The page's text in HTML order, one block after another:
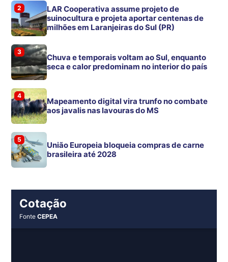
2
LAR Cooperativa assume projeto de
suinocultura e projeta aportar centenas de
milhões em Laranjeiras do Sul (PR)
3
Chuva e temporais voltam ao Sul, enquanto
seca e calor predominam no interior do país
4
Mapeamento digital vira trunfo no combate
aos javalis nas lavouras do MS
5
União Europeia bloqueia compras de carne
brasileira até 2028
Cotação
FonteCEPEA